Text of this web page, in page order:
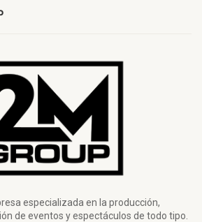
especializada en la producción,
de eventos y espectáculos de todo tipo.